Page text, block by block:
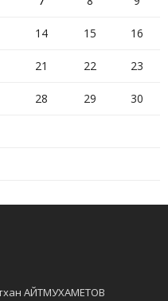
14 15 16
21 22 23
28 29 30
АЙТМУХАМЕТОВ